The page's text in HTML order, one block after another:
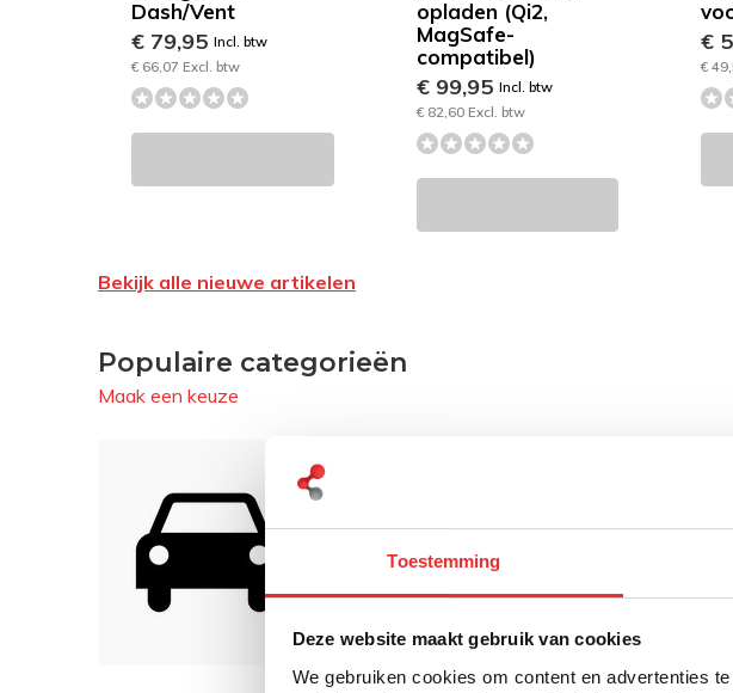
Toestemming
Deze website maakt gebruik van cookies
We gebruiken cookies om content en advertenties
Dash/Vent
€ 79,95 Incl. btw
€ 66,07 Excl. btw
opladen (Qi2,
MagSafe-
compatibel)
€ 99,95 Incl. btw
€ 82,60 Excl. btw
€
€
Bekijk alle nieuwe artikelen
Populaire categorieën
Maak een keuze